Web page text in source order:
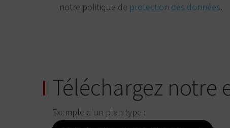
notre politique de protection des données.
Téléchargez notre
Exemple d'un plan type :